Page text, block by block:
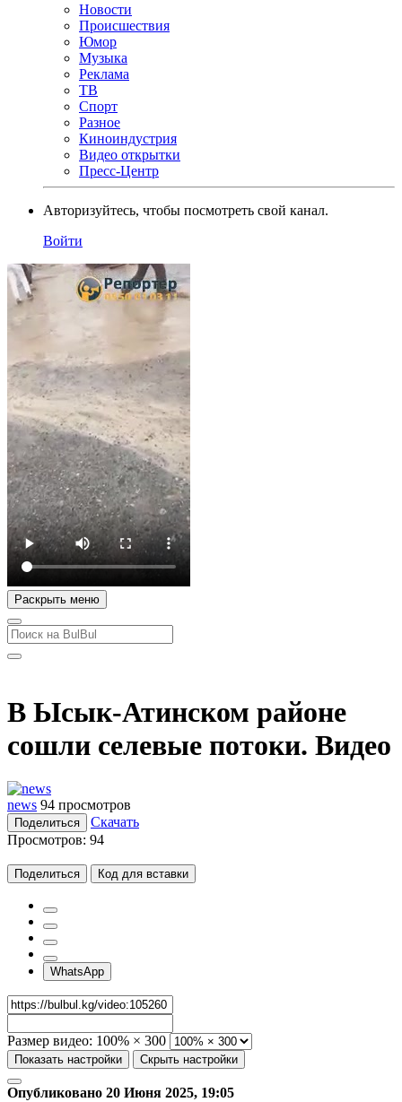
Новости
Происшествия
Юмор
Музыка
Реклама
ТВ
Спорт
Разное
Киноиндустрия
Видео открытки
Пресс-Центр
Авторизуйтесь, чтобы посмотреть свой канал.
Войти
Раскрыть меню
В Ысык-Атинском районе
сошли селевые потоки. Видео
news 94 просмотров
Поделиться
Скачать
Просмотров: 94
Поделиться Код для вставки
WhatsApp
Размер видео: 100% × 300
Показать настройки Скрыть настройки
Опубликовано 20 Июня 2025, 19:05